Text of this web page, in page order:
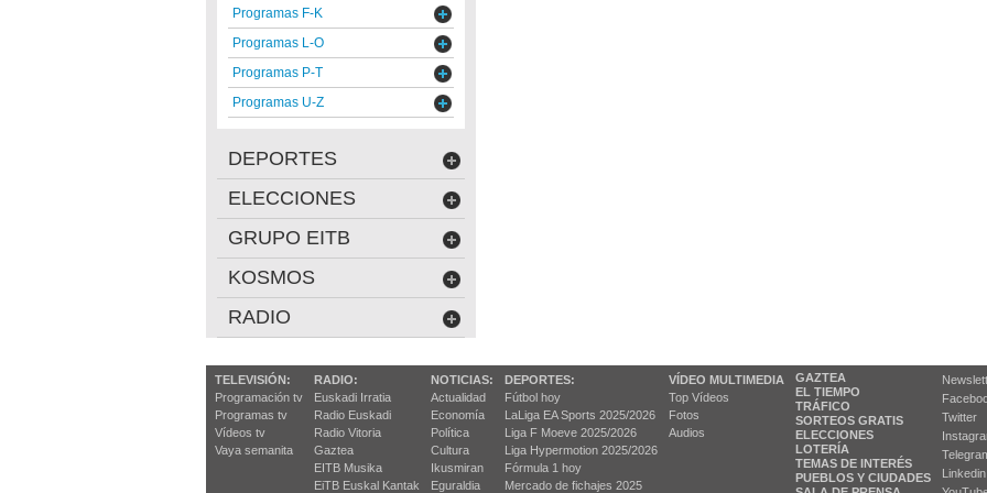
Programas F-K
Programas L-O
Programas P-T
Programas U-Z
DEPORTES
ELECCIONES
GRUPO EITB
KOSMOS
RADIO
TELEVISIÓN:
Programación tv
Programas tv
Vídeos tv
Vaya semanita
RADIO:
Euskadi Irratia
Radio Euskadi
Radio Vitoria
Gaztea
EITB Musika
EiTB Euskal Kantak
NOTICIAS:
Actualidad
Economía
Política
Cultura
Ikusmiran
Eguraldia
DEPORTES:
Fútbol hoy
LaLiga EA Sports 2025/2026
Liga F Moeve 2025/2026
Liga Hypermotion 2025/2026
Fórmula 1 hoy
Mercado de fichajes 2025
VÍDEO MULTIMEDIA
Top Vídeos
Fotos
Audios
GAZTEA
EL TIEMPO
TRÁFICO
SORTEOS GRATIS
ELECCIONES
LOTERÍA
TEMAS DE INTERÉS
PUEBLOS Y CIUDADES
Twitter
Linkedin